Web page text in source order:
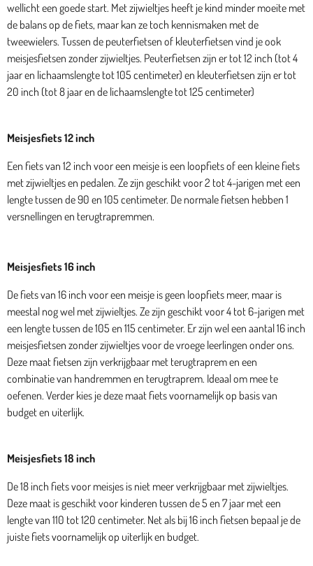
wellicht een goede start. Met zijwieltjes heeft je kind minder moeite met
de balans op de fiets, maar kan ze toch kennismaken met de
tweewielers. Tussen de peuterfietsen of kleuterfietsen vind je ook
meisjesfietsen zonder zijwieltjes. Peuterfietsen zijn er tot 12 inch (tot 4
jaar en lichaamslengte tot 105 centimeter) en kleuterfietsen zijn er tot
20 inch (tot 8 jaar en de lichaamslengte tot 125 centimeter)
Meisjesfiets 12 inch
Een fiets van 12 inch voor een meisje is een loopfiets of een kleine fiets
met zijwieltjes en pedalen. Ze zijn geschikt voor 2 tot 4-jarigen met een
lengte tussen de 90 en 105 centimeter. De normale fietsen hebben 1
versnellingen en terugtrapremmen.
Meisjesfiets 16 inch
De fiets van 16 inch voor een meisje is geen loopfiets meer, maar is
meestal nog wel met zijwieltjes. Ze zijn geschikt voor 4 tot 6-jarigen met
een lengte tussen de 105 en 115 centimeter. Er zijn wel een aantal 16 inch
meisjesfietsen zonder zijwieltjes voor de vroege leerlingen onder ons.
Deze maat fietsen zijn verkrijgbaar met terugtraprem en een
combinatie van handremmen en terugtraprem. Ideaal om mee te
oefenen. Verder kies je deze maat fiets voornamelijk op basis van
budget en uiterlijk.
Meisjesfiets 18 inch
De 18 inch fiets voor meisjes is niet meer verkrijgbaar met zijwieltjes.
Deze maat is geschikt voor kinderen tussen de 5 en 7 jaar met een
lengte van 110 tot 120 centimeter. Net als bij 16 inch fietsen bepaal je de
juiste fiets voornamelijk op uiterlijk en budget.